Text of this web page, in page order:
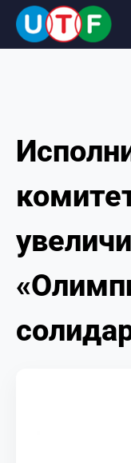
ГЛАВНАЯ
ФТУ
НОВОСТИ
ДОКУМЕНТЫ
ПЕРСОНАЛИИ